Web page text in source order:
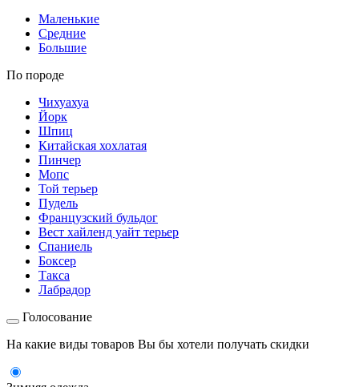
Маленькие
Средние
Большие
По породе
Чихуахуа
Йорк
Шпиц
Китайская хохлатая
Пинчер
Мопс
Той терьер
Пудель
Французский бульдог
Вест хайленд уайт терьер
Спаниель
Боксер
Такса
Лабрадор
Голосование
На какие виды товаров Вы бы хотели получать скидки